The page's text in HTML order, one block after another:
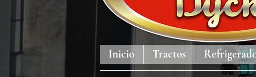
Inicio Tractos